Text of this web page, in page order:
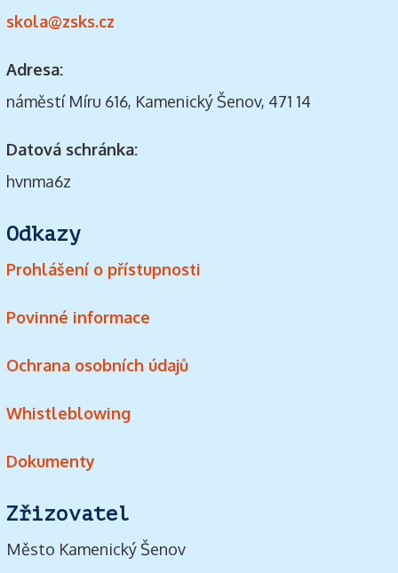
skola@zsks.cz
Adresa:
náměstí Míru 616, Kamenický Šenov, 471 14
Datová schránka:
hvnma6z
Odkazy
Prohlášení o přístupnosti
Povinné informace
Ochrana osobních údajů
Whistleblowing
Dokumenty
Zřizovatel
Město Kamenický Šenov